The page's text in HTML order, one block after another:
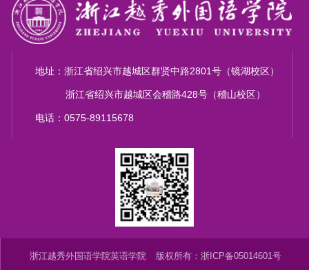
地址：浙江省绍兴市越城区群贤中路2801号（镜湖校区）
浙江省绍兴市越城区会稽路428号（稽山校区）
电话：0575-89115678
浙江越秀外国语学院英语学院 版权所有：浙ICP备05014601号